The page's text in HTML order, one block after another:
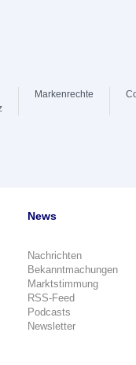
Markenrechte
News
Nachrichten
Bekanntmachungen
Marktstimmung
RSS-Feed
Podcasts
Newsletter